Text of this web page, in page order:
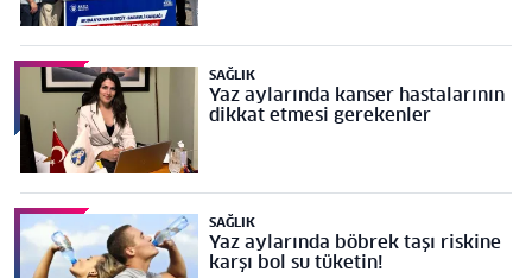
SAĞLIK
Yaz aylarında kanser hastalarının
dikkat etmesi gerekenler
SAĞLIK
Yaz aylarında böbrek taşı riskine
karşı bol su tüketin!